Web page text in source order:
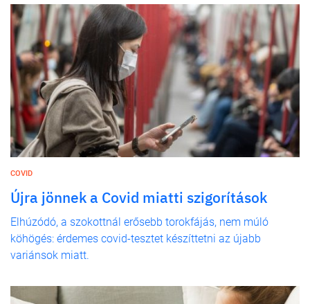
COVID
Újra jönnek a Covid miatti szigorítások
Elhúzódó, a szokottnál erősebb torokfájás, nem múló
köhögés: érdemes covid-tesztet készíttetni az újabb
variánsok miatt.